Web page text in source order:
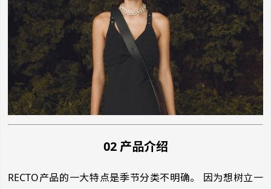
02 产品介绍
RECTO产品的一大特点是季节分类不明确。 因为想树立一